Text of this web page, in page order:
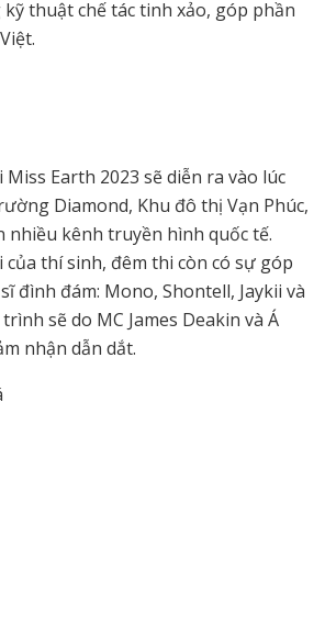
thuật chế tác tinh xảo, góp phần
Earth 2023 sẽ diễn ra vào lúc
Diamond, Khu đô thị Vạn Phúc,
kênh truyền hình quốc tế.
của thí sinh, đêm thi còn có sự góp
đình đám: Mono, Shontell, Jaykii và
sẽ do MC James Deakin và Á
nhận dẫn dắt.